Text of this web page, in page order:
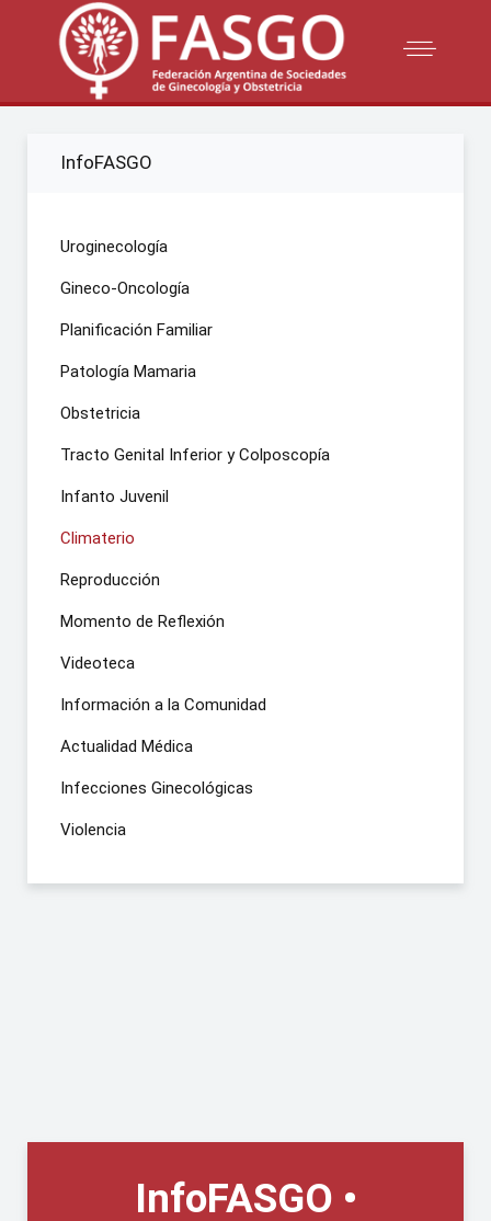
InfoFASGO •
InfoFASGO
Uroginecología
Gineco-Oncología
Planificación Familiar
Patología Mamaria
Obstetricia
Tracto Genital Inferior y Colposcopía
Infanto Juvenil
Climaterio
Reproducción
Momento de Reflexión
Videoteca
Información a la Comunidad
Actualidad Médica
Infecciones Ginecológicas
Violencia